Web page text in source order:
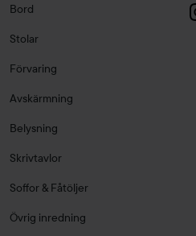
Bord
Stolar
Förvaring
Avskärmning
Belysning
Skrivtavlor
Soffor & Fåtöljer
Övrig inredning